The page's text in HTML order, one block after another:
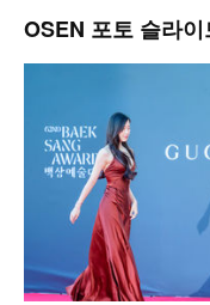
OSEN 포토 슬라이